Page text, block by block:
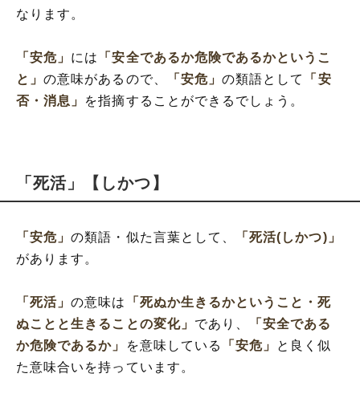
なります。
「安危」 には
「安全であるか危険であるかというこ
と」の意味があるので、 「安危」の類語として
「安
否・消息」 を指摘することができるでしょう。
「死活」【しかつ】
「安危」の類語・似た言葉として、
「死活(しかつ)」
があります。
「死活」の意味は
「死ぬか生きるかということ・死
ぬことと生きることの変化」 であり、
「安全である
か危険であるか」
を意味している 「安危」
と良く似
た意味合いを持っています。